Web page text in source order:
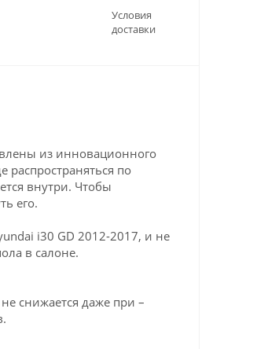
Условия
доставки
из инновационного
распространяться по
внутри. Чтобы
его.
i30 GD 2012-2017, и не
в салоне.
снижается даже при –